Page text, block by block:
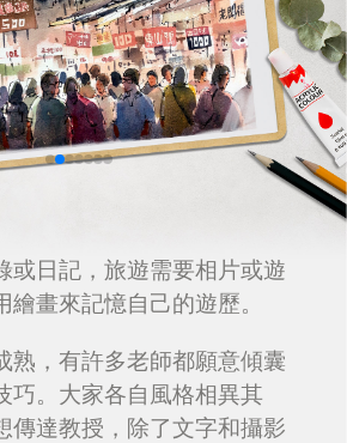
或日記，旅遊需要相片或遊
繪畫來記憶自己的遊歷。
熟，有許多老師都願意傾囊
巧。大家各自風格相異其
傳達教授，除了文字和攝影